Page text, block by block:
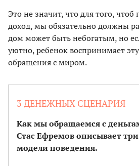
Это не значит, что для того, чтоб
доход, мы обязательно должны
дом может быть небогатым, но
уютно, ребенок воспринимает
обращения с миром.
3 ДЕНЕЖНЫХ СЦЕНАРИЯ
Как мы обращаемся с
Стас Ефремов описывает
модели поведения.